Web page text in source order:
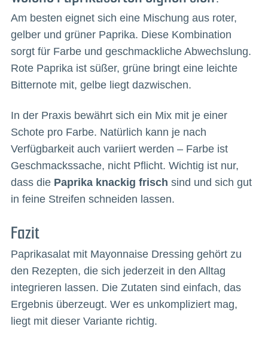
Am besten eignet sich eine Mischung aus roter,
gelber und grüner Paprika. Diese Kombination
sorgt für Farbe und geschmackliche Abwechslung.
Rote Paprika ist süßer, grüne bringt eine leichte
Bitternote mit, gelbe liegt dazwischen.
In der Praxis bewährt sich ein Mix mit je einer
Schote pro Farbe. Natürlich kann je nach
Verfügbarkeit auch variiert werden – Farbe ist
Geschmackssache, nicht Pflicht. Wichtig ist nur,
dass die Paprika knackig frisch sind und sich gut
in feine Streifen schneiden lassen.
Fazit
Paprikasalat mit Mayonnaise Dressing gehört zu
den Rezepten, die sich jederzeit in den Alltag
integrieren lassen. Die Zutaten sind einfach, das
Ergebnis überzeugt. Wer es unkompliziert mag,
liegt mit dieser Variante richtig.